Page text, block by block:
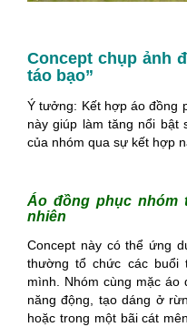
Concept chụp ảnh
táo bạo”
Ý tưởng: Kết hợp áo đồng
này giúp làm tăng nổi bật
của nhóm qua sự kết hợp
Áo đồng phục nhóm
nhiên
Concept này có thể ứng
thường tổ chức các buổi
mình. Nhóm cùng mặc áo
năng động, tạo dáng ở
hoặc trong một bãi cát